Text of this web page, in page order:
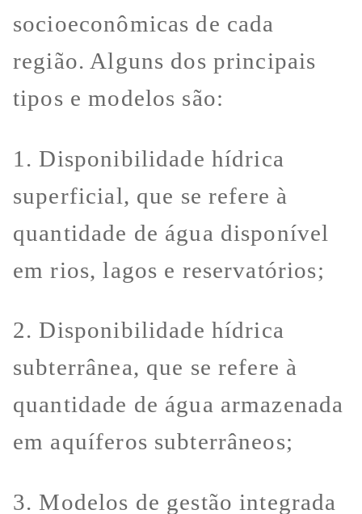
socioeconômicas de cada
região. Alguns dos principais
tipos e modelos são:
1. Disponibilidade hídrica
superficial, que se refere à
quantidade de água disponível
em rios, lagos e reservatórios;
2. Disponibilidade hídrica
subterrânea, que se refere à
quantidade de água armazenada
em aquíferos subterrâneos;
3. Modelos de gestão integrada